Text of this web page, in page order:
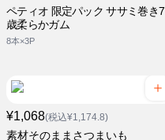
ペティオ 限定パック ササミ巻き7
歳柔らかガム
8本×3P
¥1,068(税込¥1,174.8)
素材そのままさつまいも